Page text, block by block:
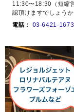
11:30〜18:30（短縮
認頂けますでしょうか
電話： 03-6421-1673